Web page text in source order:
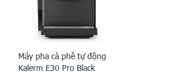
Máy pha cà phê tự động
Kalerm E30 Pro Black